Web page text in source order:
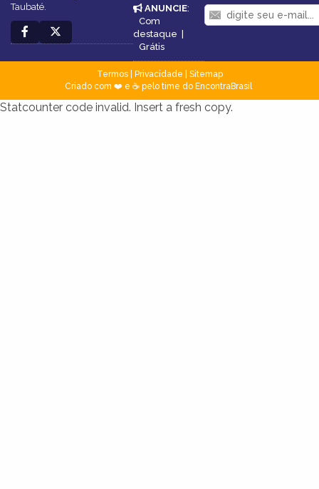
Taubaté.
ANUNCIE:
Com
destaque |
Grátis
Termos| Privacidade
Sitemap
Criado com ❤️ e ☕ pelo time do EncontraBrasil
Statcounter code invalid. Insert a fresh copy.